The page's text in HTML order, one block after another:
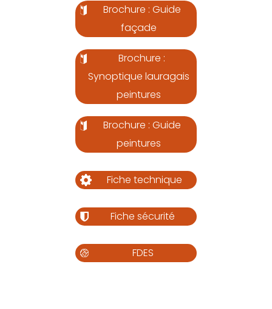
Brochure : Guide
façade
Brochure :
Synoptique lauragais
peintures
Brochure : Guide
peintures
Fiche technique
Fiche sécurité
FDES